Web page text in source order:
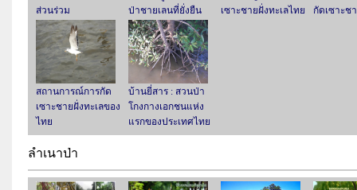
ส่วนร่วม
ป่าชายเลนที่ยั่งยืน
เซาะชายฝั่งทะเลไทย
กัดเซาะช
สถานการณ์การกัด
เซาะชายฝั่งทะเลของ
ไทย
บ้านยี่สาร : สวนป่า
โกงกางเอกชนแห่ง
แรกของประเทศไทย
ลำเนาป่า